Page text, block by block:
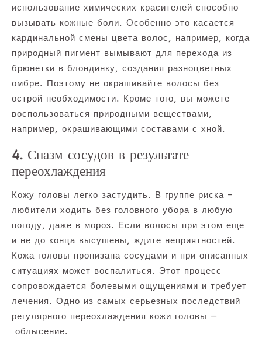
использование химических красителей способно
вызывать кожные боли. Особенно это касается
кардинальной смены цвета волос, например, когда
природный пигмент вымывают для перехода из
брюнетки в блондинку, создания разноцветных
омбре. Поэтому не окрашивайте волосы без
острой необходимости. Кроме того, вы можете
воспользоваться природными веществами,
например, окрашивающими составами с хной.
4. Спазм сосудов в результате
переохлаждения
Кожу головы легко застудить. В группе риска –
любители ходить без головного убора в любую
погоду, даже в мороз. Если волосы при этом еще
и не до конца высушены, ждите неприятностей.
Кожа головы пронизана сосудами и при описанных
ситуациях может воспалиться. Этот процесс
сопровождается болевыми ощущениями и требует
лечения. Одно из самых серьезных последствий
регулярного переохлаждения кожи головы —
облысение.